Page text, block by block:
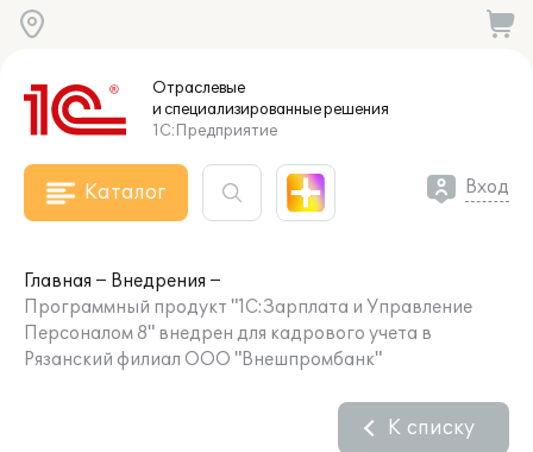
Отраслевые
и специализированныерешения
1С:Предприятие
Каталог Вход
Главная
Внедрения
Программный продукт "1С:Зарплата и Управление
Персоналом 8" внедрен для кадрового учета в
Рязанский филиал ООО "Внешпромбанк"
К списку